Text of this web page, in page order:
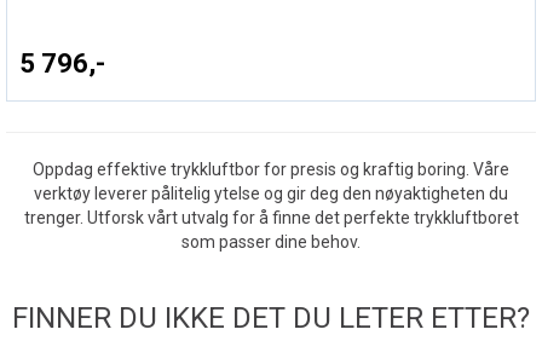
5 796,-
Oppdag effektive trykkluftbor for presis og kraftig boring. Våre
verktøy leverer pålitelig ytelse og gir deg den nøyaktigheten du
trenger. Utforsk vårt utvalg for å finne det perfekte trykkluftboret
som passer dine behov.
FINNER DU IKKE DET DU LETER ETTER?